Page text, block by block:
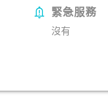
緊急服務
沒有